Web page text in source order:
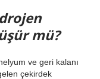
mü?
ve geri kalanı
çekirdek